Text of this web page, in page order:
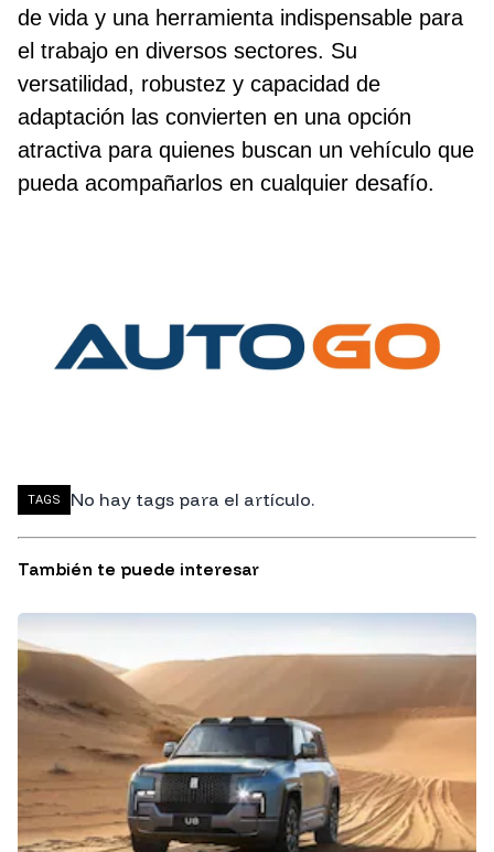
de vida y una herramienta indispensable para
el trabajo en diversos sectores. Su
versatilidad, robustez y capacidad de
adaptación las convierten en una opción
atractiva para quienes buscan un vehículo que
pueda acompañarlos en cualquier desafío.
TAGS No hay tags para el artículo.
También te puede interesar